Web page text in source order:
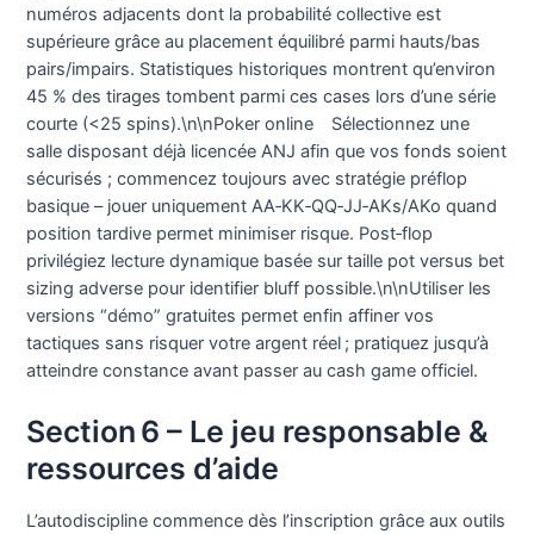
numéros adjacents dont la probabilité collective est
supérieure grâce au placement équilibré parmi hauts/bas
pairs/impairs. Statistiques historiques montrent qu’environ
45 % des tirages tombent parmi ces cases lors d’une série
courte (<25 spins).\n\nPoker online Sélectionnez une
salle disposant déjà licencée ANJ afin que vos fonds soient
sécurisés ; commencez toujours avec stratégie préflop
basique ­– jouer uniquement AA‐KK‐QQ‐JJ‐AKs/AKo quand
position tardive permet minimiser risque. Post‑flop
privilégiez lecture dynamique basée sur taille pot versus bet
sizing adverse pour identifier bluff possible.\n\nUtiliser les
versions “démo” gratuites permet enfin affiner vos
tactiques sans risquer votre argent réel ; pratiquez jusqu’à
atteindre constance avant passer au cash game officiel.
Section 6 – Le jeu responsable &
ressources d’aide
L’autodiscipline commence dès l’inscription grâce aux outils